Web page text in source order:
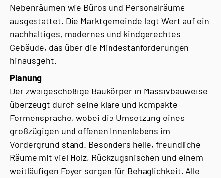
Nebenräumen wie Büros und Personalräume
ausgestattet. Die Marktgemeinde legt Wert auf ein
nachhaltiges, modernes und kindgerechtes
Gebäude, das über die Mindestanforderungen
hinausgeht.
Planung
Der zweigeschoßige Baukörper in Massivbauweise
überzeugt durch seine klare und kompakte
Formensprache, wobei die Umsetzung eines
großzügigen und offenen Innenlebens im
Vordergrund stand. Besonders helle, freundliche
Räume mit viel Holz, Rückzugsnischen und einem
weitläufigen Foyer sorgen für Behaglichkeit. Alle